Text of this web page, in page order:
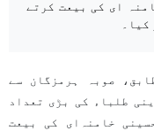
ای کی بیعت کرتے
کیا۔
صوبہ ہرمزگان سے
طلباء کی بڑی تعداد
خامنہ‌ای کی بیعت